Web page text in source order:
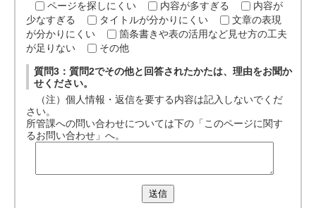
ページを探しにくい
内容が多すぎる
内容が
少なすぎる
タイトルが分かりにくい
文章の表現
が分かりにくい
箇条書きや表の活用など見せ方の工夫
が足りない
その他
質問3：質問2でその他と回答されたかたは、理由をお聞か
せください。
（注）個人情報・返信を要する内容は記入しないでくだ
さい。
所管課への問い合わせについては下の「このページに関す
るお問い合わせ」へ。
送信